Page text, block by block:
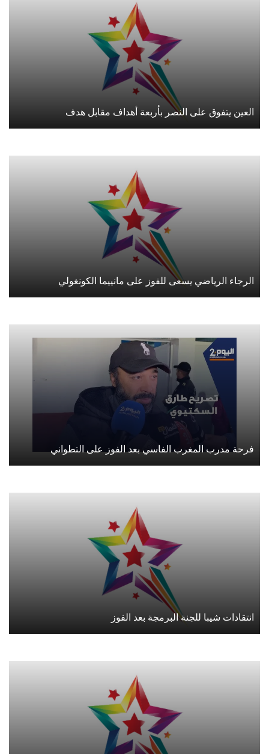
العين يتفوق على النصر بأربعة أهداف مقابل هدف
الرجاء الرياضي يسعى للفوز على مانييما الكونغولي
فرحة مدرب المغرب الفاسي بعد الفوز على التطواني
انتقادات شيبا للجنة البرمجة بعد الفوز